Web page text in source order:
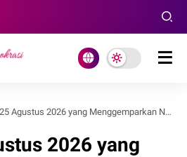
Agustus 2026 yang Menggemparkan Negeri
2026 yang